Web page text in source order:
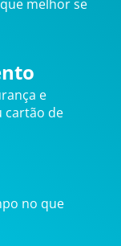
melhor se
e
cartão de
no que